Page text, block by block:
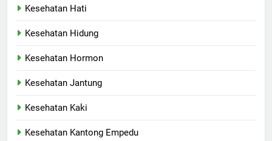
Kesehatan Hati
Kesehatan Hidung
Kesehatan Hormon
Kesehatan Jantung
Kesehatan Kaki
Kesehatan Kantong Empedu